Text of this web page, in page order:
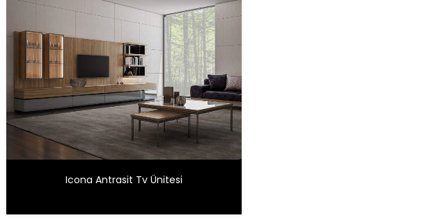
Icona Antrasit Tv Ünitesi